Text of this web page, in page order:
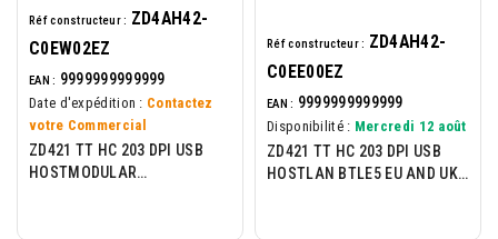
Réf constructeur : ZD4AH42-
C0EW02EZ
EAN : 9999999999999
Date d'expédition : Contactez
votre Commercial
ZD421 TT HC 203 DPI USB
HOSTMODULAR
Réf constructeur : ZD4AH42-
C0EE00EZ
EAN : 9999999999999
Disponibilité : Mercredi 12 août
ZD421 TT HC 203 DPI USB
HOSTLAN BTLE5 EU AND UK